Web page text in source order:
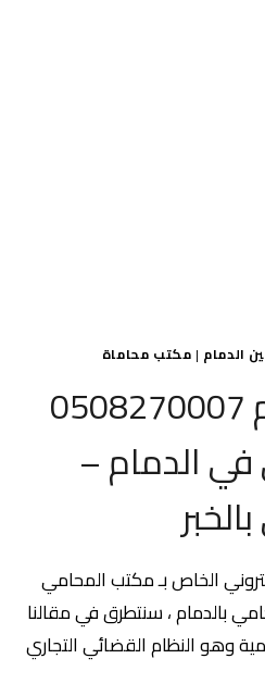
الدمام | مكتب محاماة
محامي الدمام 0508270007
الدمام –
الخاص بـ مكتب المحامي
بالدمام ، سنتطرق في مقالنا
وهو النظام القضائي التجاري